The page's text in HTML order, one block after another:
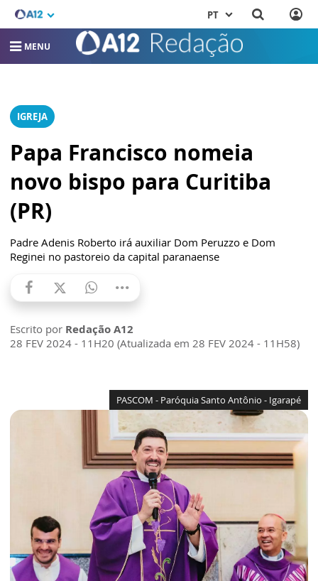
PT
MENU
IGREJA
Papa Francisco nomeia
novo bispo para Curitiba
(PR)
Padre Adenis Roberto irá auxiliar Dom Peruzzo e Dom
Reginei no pastoreio da capital paranaense
Escrito por Redação A12
28 FEV 2024 - 11H20 (Atualizada em 28 FEV 2024 - 11H58)
PASCOM - Paróquia Santo Antônio - Igarapé